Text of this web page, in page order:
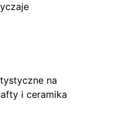
na
i ceramika